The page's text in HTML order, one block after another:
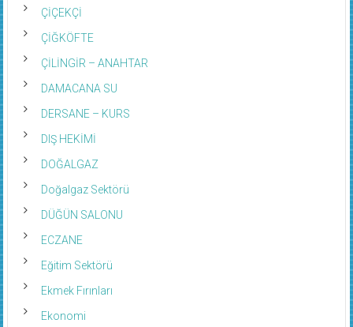
ÇİÇEKÇİ
ÇİĞKÖFTE
ÇİLİNGİR – ANAHTAR
DAMACANA SU
DERSANE – KURS
DIŞ HEKİMİ
DOĞALGAZ
Doğalgaz Sektörü
DÜĞÜN SALONU
ECZANE
Eğitim Sektörü
Ekmek Fırınları
Ekonomi